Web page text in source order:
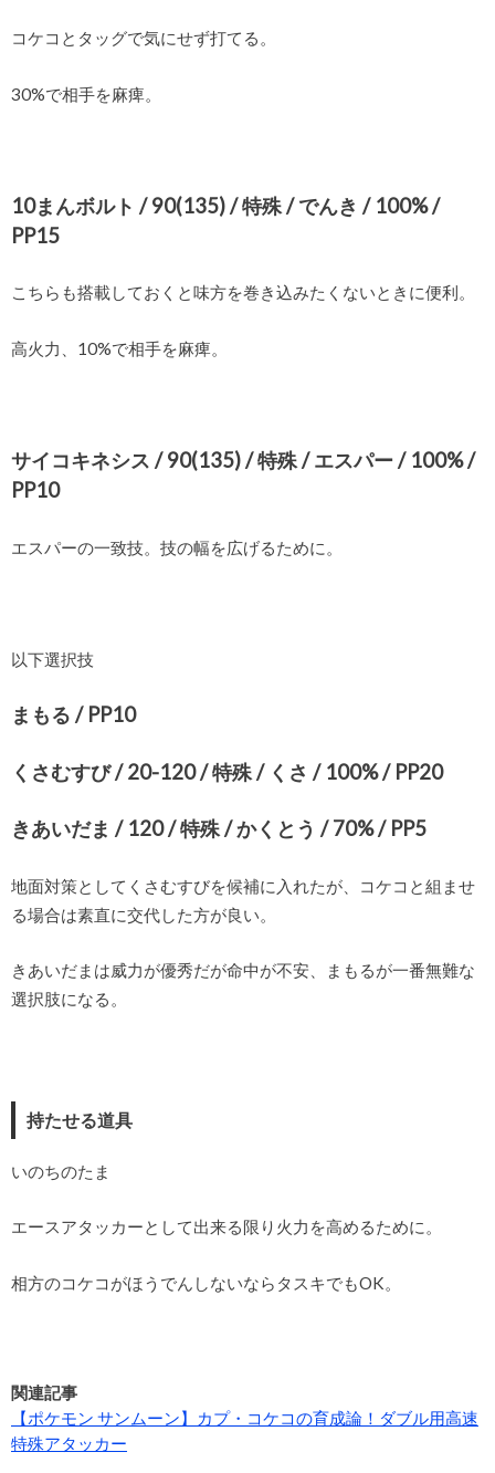
コケコとタッグで気にせず打てる。
30%で相手を麻痺。
10まんボルト / 90(135) / 特殊 / でんき / 100% /
PP15
こちらも搭載しておくと味方を巻き込みたくないときに便利。
高火力、10%で相手を麻痺。
サイコキネシス / 90(135) / 特殊 / エスパー / 100% /
PP10
エスパーの一致技。技の幅を広げるために。
以下選択技
まもる / PP10
くさむすび / 20-120 / 特殊 / くさ / 100% / PP20
きあいだま / 120 / 特殊 / かくとう / 70% / PP5
地面対策としてくさむすびを候補に入れたが、コケコと組ませ
る場合は素直に交代した方が良い。
きあいだまは威力が優秀だが命中が不安、まもるが一番無難な
選択肢になる。
持たせる道具
いのちのたま
エースアタッカーとして出来る限り火力を高めるために。
相方のコケコがほうでんしないならタスキでもOK。
関連記事
【ポケモン サンムーン】カプ・コケコの育成論！ダブル用高速
特殊アタッカー